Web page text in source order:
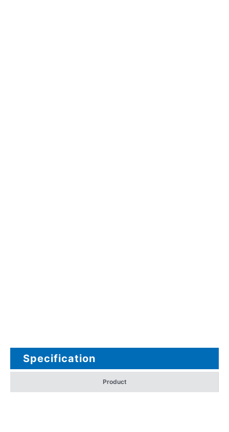
Specification
Product